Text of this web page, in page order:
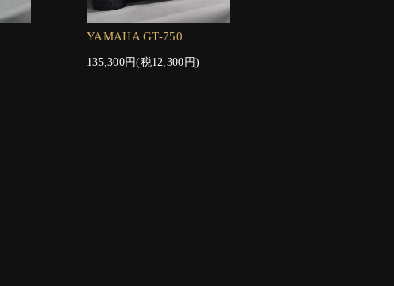
YAMAHA GT-750
135,300円(税12,300円)